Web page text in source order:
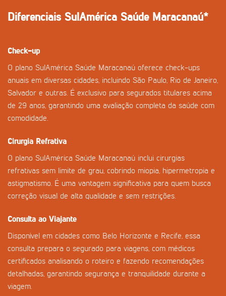
Diferenciais SulAmérica Saúde Maracanaú*
Check-up
O plano SulAmérica Saúde Maracanaú oferece check-ups
anuais em diversas cidades, incluindo São Paulo, Rio de Janeiro,
Salvador e outras. É exclusivo para segurados titulares acima
de 29 anos, garantindo uma avaliação completa da saúde com
comodidade.
Cirurgia Refrativa
O plano SulAmérica Saúde Maracanaú inclui cirurgias
refrativas sem limite de grau, cobrindo miopia, hipermetropia e
astigmatismo. É uma vantagem significativa para quem busca
correção visual de alta qualidade e sem restrições.
Consulta ao Viajante
Disponível em cidades como Belo Horizonte e Recife, essa
consulta prepara o segurado para viagens, com médicos
certificados analisando o roteiro e fazendo recomendações
detalhadas, garantindo segurança e tranquilidade durante a
viagem.